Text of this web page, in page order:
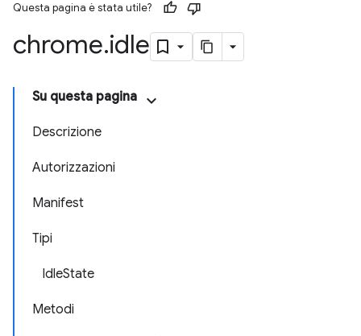
Questa pagina è stata utile?
chrome.idle
Su questa pagina
Descrizione
Autorizzazioni
Manifest
Tipi
IdleState
Metodi